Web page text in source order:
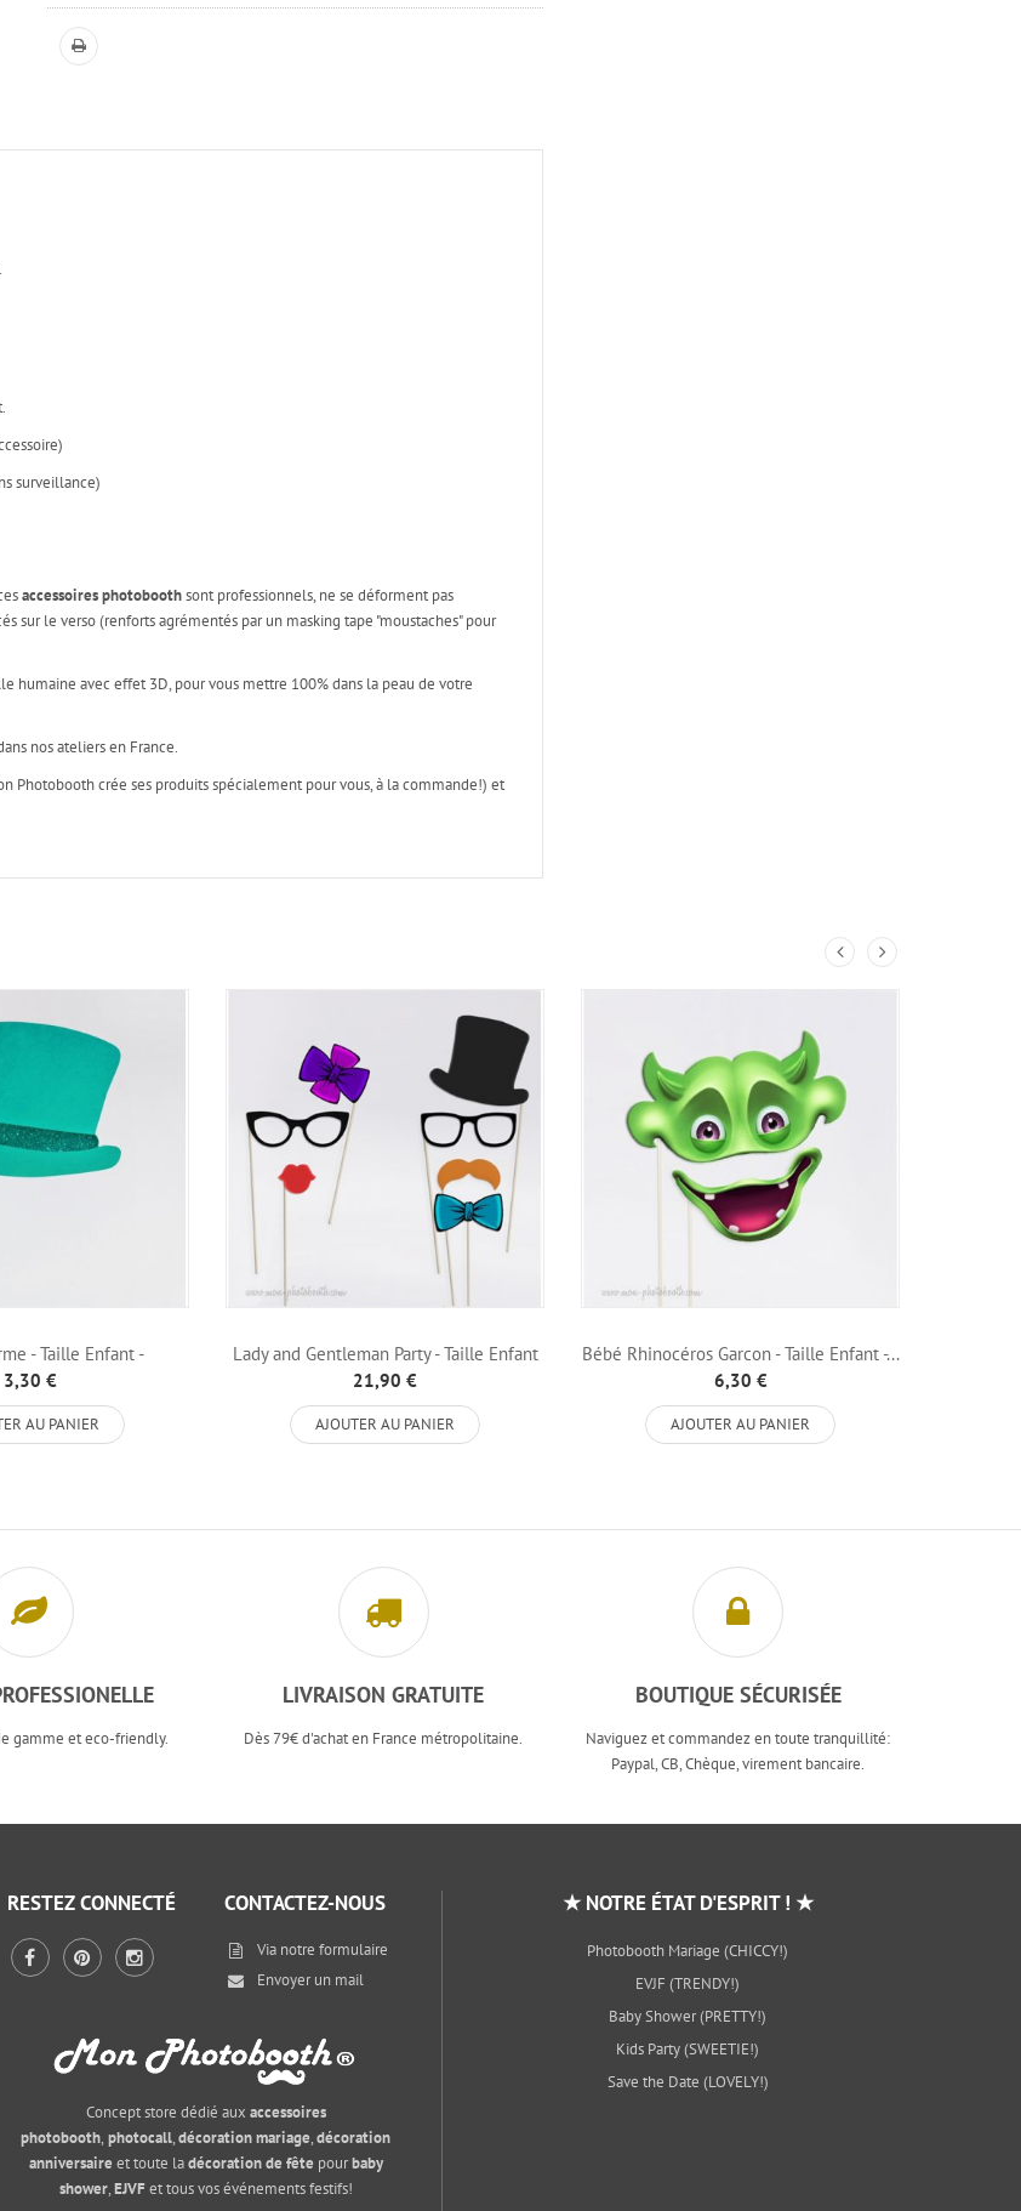
surveillance)
accessoires photoboothsont professionnels, ne se déforment pas
le verso (renforts agrémentés par un masking tape "moustaches" pour
humaine avec effet 3D, pour vous mettre 100% dans la peau de votre
nos ateliers en France.
Photobooth crée ses produits spécialement pour vous, à la commande!) et
- Taille Enfant -
3,30 €
AU PANIER
Lady and Gentleman Party - Taille Enfant
-...
21,90 €
AJOUTER AU PANIER
Bébé Rhinocéros Garcon - Taille Enfant -...
6,30 €
AJOUTER AU PANIER
gamme et eco-friendly.
LIVRAISON GRATUITE
Dès 79€ d'achat en France métropolitaine.
BOUTIQUE SÉCURISÉE
Naviguez et commandez en toute tranquillité:
Paypal, CB, Chèque, virement bancaire.
RESTEZ CONNECTÉ CONTACTEZ-NOUS
Via notre formulaire
Envoyer un mail
Concept store dédié aux accessoires
photobooth,photocall,décoration mariage,décoration
anniversaire et toute ladécoration de fête pourbaby
shower,EJVFet tous vos événements festifs!
★ NOTRE ÉTAT D'ESPRIT ! ★
Photobooth Mariage (CHICCY!)
EVJF (TRENDY!)
Baby Shower (PRETTY!)
Kids Party (SWEETIE!)
Save the Date (LOVELY!)